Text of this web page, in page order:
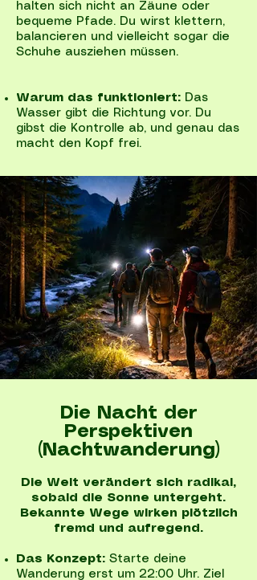
halten sich nicht an Zäune oder
bequeme Pfade. Du wirst klettern,
balancieren und vielleicht sogar die
Schuhe ausziehen müssen.
Warum das funktioniert: Das
Wasser gibt die Richtung vor. Du
gibst die Kontrolle ab, und genau das
macht den Kopf frei.
Die Nacht der
Perspektiven
(Nachtwanderung)
Die Welt verändert sich radikal,
sobald die Sonne untergeht.
Bekannte Wege wirken plötzlich
fremd und aufregend.
Das Konzept: Starte deine
Wanderung erst um 22:00 Uhr. Ziel